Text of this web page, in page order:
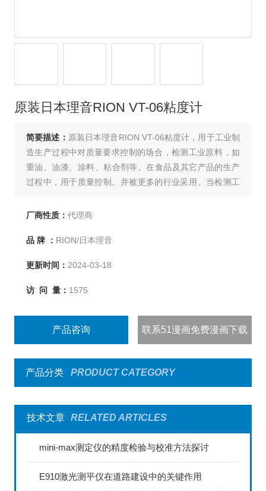
原装日本理音RION VT-06粘度计
简要描述： 原装日本理音RION VT-06粘度计，用于工业制
造生产过程中对质量要求控制的场合，检测工业原料，如
重油、油漆、涂料、粘合剂等。在食品及其它产品的生产
过程中，用于质量控制。并被更多的行业采用。当检测工
油等的粘度。
厂商性质： 代理商
品 牌 ： RION/日本理音
更新时间： 2024-03-18
访 问 量： 1575
产品咨询 联系51漫画免费漫画下载
产品分类 PRODUCT CATEGORY
技术文章 RELATED ARTICLES
mini-max测定仪的精度检验与校准方法探讨
E910激光测平仪在道路建设中的关键作用